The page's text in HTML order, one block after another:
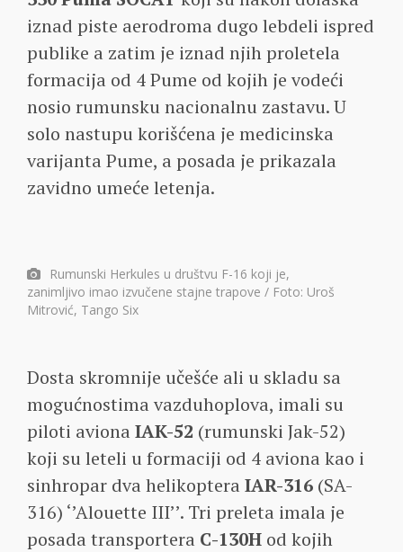
iznad piste aerodroma dugo lebdeli ispred
publike a zatim je iznad njih proletela
formacija od 4 Pume od kojih je vodeći
nosio rumunsku nacionalnu zastavu. U
solo nastupu korišćena je medicinska
varijanta Pume, a posada je prikazala
zavidno umeće letenja.
Rumunski Herkules u društvu F-16 koji je,
zanimljivo imao izvučene stajne trapove / Foto: Uroš
Mitrović, Tango Six
Dosta skromnije učešće ali u skladu sa
mogućnostima vazduhoplova, imali su
piloti aviona IAK-52 (rumunski Jak-52)
koji su leteli u formaciji od 4 aviona kao i
sinhropar dva helikoptera IAR-316 (SA-
316) ‘’Alouette III’’. Tri preleta imala je
posada transportera C-130H od kojih